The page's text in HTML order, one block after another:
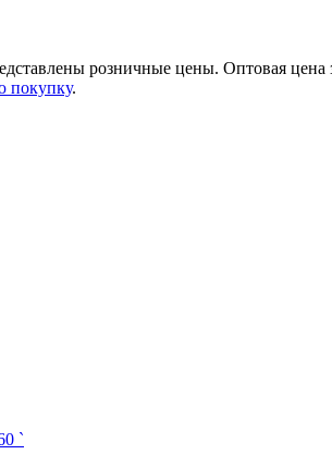
розничные цены. Оптовая цена
покупку.